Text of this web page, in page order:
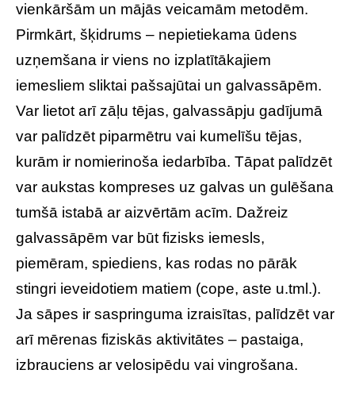
vienkāršām un mājās veicamām metodēm.
Pirmkārt, šķidrums – nepietiekama ūdens
uzņemšana ir viens no izplatītākajiem
iemesliem sliktai pašsajūtai un galvassāpēm.
Var lietot arī zāļu tējas, galvassāpju gadījumā
var palīdzēt piparmētru vai kumelīšu tējas,
kurām ir nomierinoša iedarbība. Tāpat palīdzēt
var aukstas kompreses uz galvas un gulēšana
tumšā istabā ar aizvērtām acīm. Dažreiz
galvassāpēm var būt fizisks iemesls,
piemēram, spiediens, kas rodas no pārāk
stingri ieveidotiem matiem (cope, aste u.tml.).
Ja sāpes ir saspringuma izraisītas, palīdzēt var
arī mērenas fiziskās aktivitātes – pastaiga,
izbrauciens ar velosipēdu vai vingrošana.